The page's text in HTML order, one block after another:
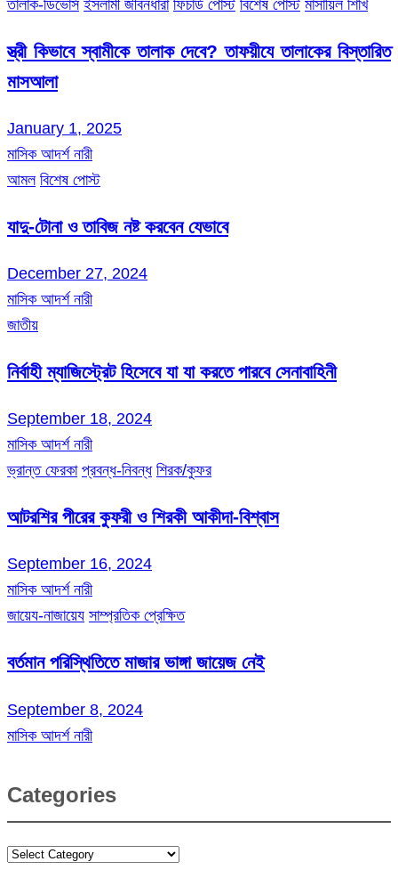
তালাক-ডিভোর্স ইসলামী জীবনধারা ফিচার্ড পোস্ট বিশেষ পোস্ট মাসায়িল শিখি
স্ত্রী কিভাবে স্বামীকে তালাক দেবে? তাফয়ীযে তালাকের বিস্তারিত
মাসআলা
January 1, 2025
মাসিক আদর্শ নারী
আমল বিশেষ পোস্ট
যাদু-টোনা ও তাবিজ নষ্ট করবেন যেভাবে
December 27, 2024
মাসিক আদর্শ নারী
জাতীয়
নির্বাহী ম্যাজিস্ট্রেট হিসেবে যা যা করতে পারবে সেনাবাহিনী
September 18, 2024
মাসিক আদর্শ নারী
ভ্রান্ত ফেরকা প্রবন্ধ-নিবন্ধ শিরক/কুফর
আটরশির পীরের কুফরী ও শিরকী আকীদা-বিশ্বাস
September 16, 2024
মাসিক আদর্শ নারী
জায়েয-নাজায়েয সাম্প্রতিক প্রেক্ষিত
বর্তমান পরিস্থিতিতে মাজার ভাঙ্গা জায়েজ নেই
September 8, 2024
মাসিক আদর্শ নারী
Categories
Categories